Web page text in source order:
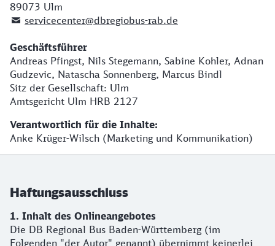
89073 Ulm
servicecenter@dbregiobus-rab.de
Geschäftsführer
Andreas Pfingst, Nils Stegemann, Sabine Kohler, Adnan
Gudzevic, Natascha Sonnenberg, Marcus Bindl
Sitz der Gesellschaft: Ulm
Amtsgericht Ulm HRB 2127
Verantwortlich für die Inhalte:
Anke Krüger-Wilsch (Marketing und Kommunikation)
Haftungsausschluss
1. Inhalt des Onlineangebotes
Die DB Regional Bus Baden-Württemberg (im
Folgenden "der Autor" genannt) übernimmt keinerlei